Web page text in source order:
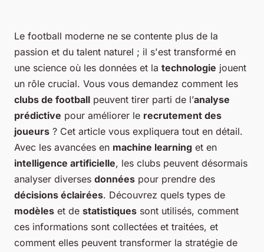
Le football moderne ne se contente plus de la
passion et du talent naturel ; il s'est transformé en
une science où les données et la technologie jouent
un rôle crucial. Vous vous demandez comment les
clubs de football peuvent tirer parti de l’analyse
prédictive pour améliorer le recrutement des
joueurs ? Cet article vous expliquera tout en détail.
Avec les avancées en machine learning et en
intelligence artificielle, les clubs peuvent désormais
analyser diverses données pour prendre des
décisions éclairées. Découvrez quels types de
modèles et de statistiques sont utilisés, comment
ces informations sont collectées et traitées, et
comment elles peuvent transformer la stratégie de